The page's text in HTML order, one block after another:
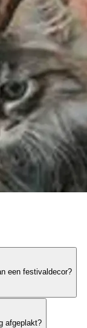
een festivaldecor?
afgeplakt?